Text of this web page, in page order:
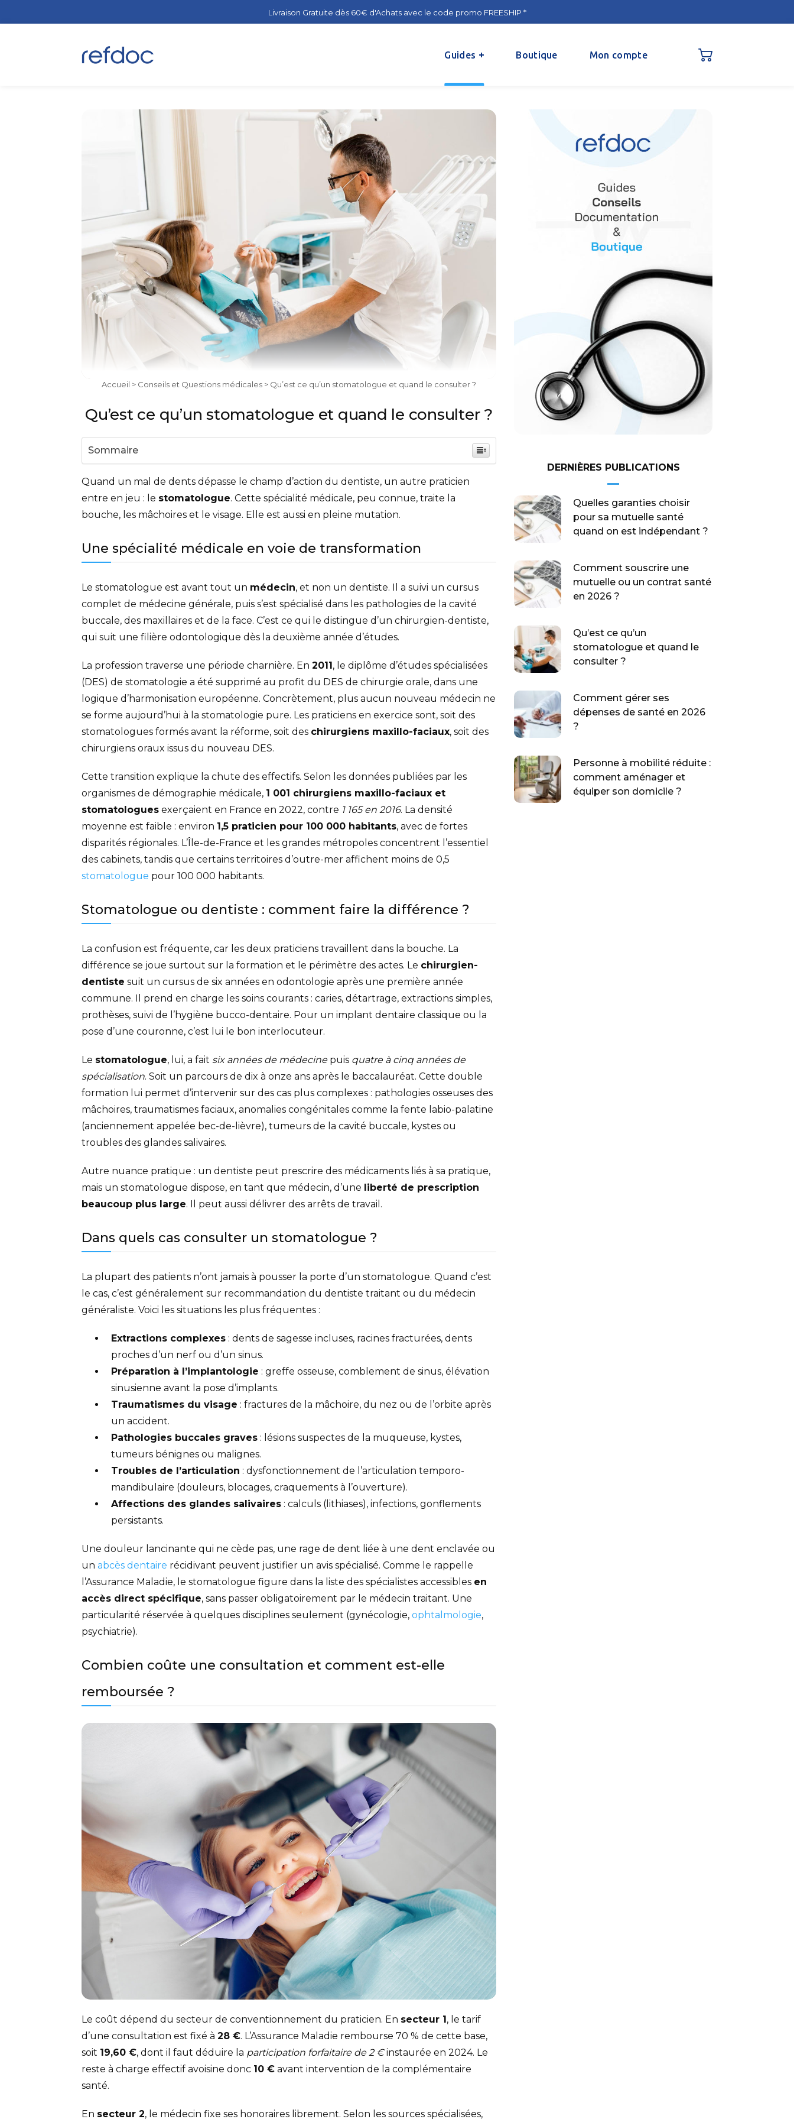
Livraison Gratuite dès 60€ d'Achats avec le code promo FREESHIP *
Guides Boutique Mon compte
Accueil > Conseils et Questions médicales > Qu’est ce qu’un stomatologue et quand le consulter ?
Qu’est ce qu’un stomatologue et quand le consulter ?
Sommaire
Quand un mal de dents dépasse le champ d’action du dentiste, un autre praticien
entre en jeu : le stomatologue. Cette spécialité médicale, peu connue, traite la
bouche, les mâchoires et le visage. Elle est aussi en pleine mutation.
Une spécialité médicale en voie de transformation
Le stomatologue est avant tout un médecin, et non un dentiste. Il a suivi un cursus
complet de médecine générale, puis s’est spécialisé dans les pathologies de la cavité
buccale, des maxillaires et de la face. C’est ce qui le distingue d’un chirurgien-dentiste,
qui suit une filière odontologique dès la deuxième année d’études.
La profession traverse une période charnière. En 2011 , le diplôme d’études spécialisées
(DES) de stomatologie a été supprimé au profit du DES de chirurgie orale, dans une
logique d’harmonisation européenne. Concrètement, plus aucun nouveau médecin ne
se forme aujourd’hui à la stomatologie pure. Les praticiens en exercice sont, soit des
stomatologues formés avant la réforme, soit des chirurgiens maxillo-faciaux, soit des
chirurgiens oraux issus du nouveau DES.
Cette transition explique la chute des effectifs. Selon les données publiées par les
organismes de démographie médicale, 1 001 chirurgiens maxillo-faciaux et
stomatologues exerçaient en France en 2022, contre 1 165 en 2016. La densité
moyenne est faible : environ 1,5 praticien pour 100 000 habitants, avec de fortes
disparités régionales. L’Île-de-France et les grandes métropoles concentrent l’essentiel
des cabinets, tandis que certains territoires d’outre-mer affichent moins de 0,5
stomatologue pour 100 000 habitants.
Stomatologue ou dentiste : comment faire la différence ?
La confusion est fréquente, car les deux praticiens travaillent dans la bouche. La
différence se joue surtout sur la formation et le périmètre des actes. Le chirurgien-
dentiste suit un cursus de six années en odontologie après une première année
commune. Il prend en charge les soins courants : caries, détartrage, extractions simples,
prothèses, suivi de l’hygiène bucco-dentaire. Pour un implant dentaire classique ou la
pose d’une couronne, c’est lui le bon interlocuteur.
Le stomatologue, lui, a fait six années de médecinepuis quatre à cinq années de
spécialisation. Soit un parcours de dix à onze ans après le baccalauréat. Cette double
formation lui permet d’intervenir sur des cas plus complexes : pathologies osseuses des
mâchoires, traumatismes faciaux, anomalies congénitales comme la fente labio-palatine
(anciennement appelée bec-de-lièvre), tumeurs de la cavité buccale, kystes ou
troubles des glandes salivaires.
Autre nuance pratique : un dentiste peut prescrire des médicaments liés à sa pratique,
mais un stomatologue dispose, en tant que médecin, d’une liberté de prescription
beaucoup plus large. Il peut aussi délivrer des arrêts de travail.
Dans quels cas consulter un stomatologue ?
La plupart des patients n’ont jamais à pousser la porte d’un stomatologue. Quand c’est
le cas, c’est généralement sur recommandation du dentiste traitant ou du médecin
généraliste. Voici les situations les plus fréquentes :
Extractions complexes : dents de sagesse incluses, racines fracturées, dents
proches d’un nerf ou d’un sinus.
Préparation à l’implantologie : greffe osseuse, comblement de sinus, élévation
sinusienne avant la pose d’implants.
Traumatismes du visage : fractures de la mâchoire, du nez ou de l’orbite après
un accident.
Pathologies buccales graves : lésions suspectes de la muqueuse, kystes,
tumeurs bénignes ou malignes.
Troubles de l’articulation : dysfonctionnement de l’articulation temporo-
mandibulaire (douleurs, blocages, craquements à l’ouverture).
Affections des glandes salivaires : calculs (lithiases), infections, gonflements
persistants.
Une douleur lancinante qui ne cède pas, une rage de dent liée à une dent enclavée ou
un abcès dentaire récidivant peuvent justifier un avis spécialisé. Comme le rappelle
l’Assurance Maladie, le stomatologue figure dans la liste des spécialistes accessibles en
accès direct spécifique, sans passer obligatoirement par le médecin traitant. Une
particularité réservée à quelques disciplines seulement (gynécologie, ophtalmologie,
psychiatrie).
Combien coûte une consultation et comment est-elle
remboursée ?
Le coût dépend du secteur de conventionnement du praticien. En secteur 1 , le tarif
d’une consultation est fixé à 28 €. L’Assurance Maladie rembourse 70 % de cette base,
soit 19,60 €, dont il faut déduire la participation forfaitaire de 2 €instaurée en 2024. Le
reste à charge effectif avoisine donc 10 € avant intervention de la complémentaire
santé.
En secteur 2, le médecin fixe ses honoraires librement. Selon les sources spécialisées,
DERNIÈRES PUBLICATIONS
Quelles garanties choisir
pour sa mutuelle santé
quand on est indépendant ?
Comment souscrire une
mutuelle ou un contrat santé
en 2026 ?
Qu’est ce qu’un
stomatologue et quand le
consulter ?
Comment gérer ses
dépenses de santé en 2026
?
Personne à mobilité réduite :
comment aménager et
équiper son domicile ?